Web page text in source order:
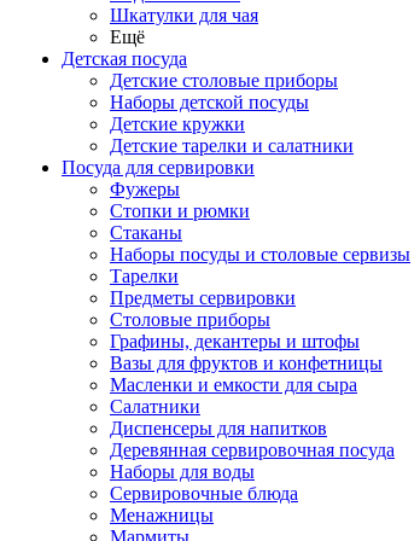
Шкатулки для чая
Ещё
Детская посуда
Детские столовые приборы
Наборы детской посуды
Детские кружки
Детские тарелки и салатники
Посуда для сервировки
Фужеры
Стопки и рюмки
Стаканы
Наборы посуды и столовые сервизы
Тарелки
Предметы сервировки
Столовые приборы
Графины, декантеры и штофы
Вазы для фруктов и конфетницы
Масленки и емкости для сыра
Салатники
Диспенсеры для напитков
Деревянная сервировочная посуда
Наборы для воды
Сервировочные блюда
Менажницы
Мармиты